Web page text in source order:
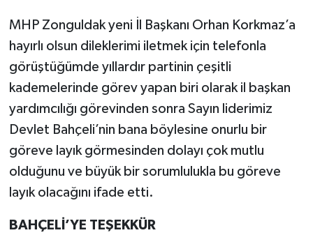
MHP Zonguldak yeni İl Başkanı Orhan Korkmaz’a
hayırlı olsun dileklerimi iletmek için telefonla
görüştüğümde yıllardır partinin çeşitli
kademelerinde görev yapan biri olarak il başkan
yardımcılığı görevinden sonra Sayın liderimiz
Devlet Bahçeli’nin bana böylesine onurlu bir
göreve layık görmesinden dolayı çok mutlu
olduğunu ve büyük bir sorumlulukla bu göreve
layık olacağını ifade etti.
BAHÇELİ’YE TEŞEKKÜR